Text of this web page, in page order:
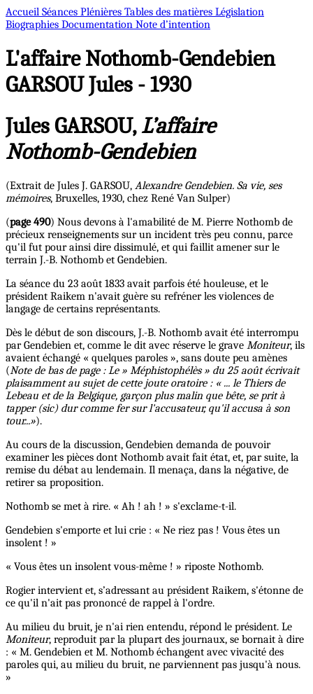
Accueil Séances Plénières Tables des matières Législation
Biographies Documentation Note d’intention
L'affaire Nothomb-Gendebien
GARSOU Jules - 1930
Jules GARSOU,L’affaire
Nothomb-Gendebien
(Extrait de Jules J. GARSOU, Alexandre Gendebien. Sa vie, ses
mémoires, Bruxelles, 1930, chez René Van Sulper)
(page 490) Nous devons à l'amabilité de M. Pierre Nothomb de
précieux renseignements sur un incident très peu connu, parce
qu'il fut pour ainsi dire dissimulé, et qui faillit amener sur le
terrain J.-B. Nothomb et Gendebien.
La séance du 23 août 1833 avait parfois été houleuse, et le
président Raikem n'avait guère su refréner les violences de
langage de certains représentants.
Dès le début de son discours, J.-B. Nothomb avait été interrompu
par Gendebien et, comme le dit avec réserve le grave Moniteur, ils
avaient échangé « quelques paroles », sans doute peu amènes
(Note de bas de page : Le » Méphistophélès » du 25 août écrivait
plaisamment au sujet de cette joute oratoire : « ... le Thiers de
Lebeau et de la Belgique, garçon plus malin que bête, se prit à
tapper (sic) dur comme fer sur l'accusateur, qu'il accusa à son
tour...»).
Au cours de la discussion, Gendebien demanda de pouvoir
examiner les pièces dont Nothomb avait fait état, et, par suite, la
remise du débat au lendemain. Il menaça, dans la négative, de
retirer sa proposition.
Nothomb se met à rire. « Ah ! ah ! » s'exclame-t-il.
Gendebien s'emporte et lui crie : « Ne riez pas ! Vous êtes un
insolent ! »
« Vous êtes un insolent vous-même ! » riposte Nothomb.
Rogier intervient et, s’adressant au président Raikem, s'étonne de
ce qu'il n'ait pas prononcé de rappel à l'ordre.
Au milieu du bruit, je n'ai rien entendu, répond le président. Le
Moniteur, reproduit par la plupart des journaux, se bornait à dire
: « M. Gendebien et M. Nothomb échangent avec vivacité des
paroles qui, au milieu du bruit, ne parviennent pas jusqu'à nous.
»